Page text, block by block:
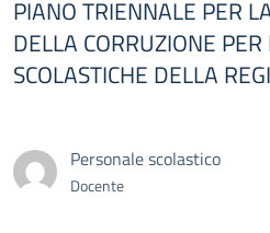
PIANO TRIENNALE PER
DELLA CORRUZIONE
SCOLASTICHE DELLA
Personale scolastico
Docente